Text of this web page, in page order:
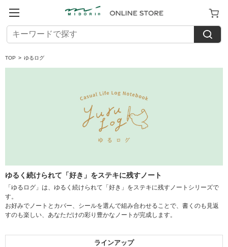
TOP > ゆるログ
ゆるく続けられて「好き」をステキに残すノート
「ゆるログ」は、ゆるく続けられて「好き」をステキに残すノートシリーズで
す。
お好みでノートとカバー、シールを選んで組み合わせることで、書くのも見返
すのも楽しい、あなただけの彩り豊かなノートが完成します。
ラインアップ